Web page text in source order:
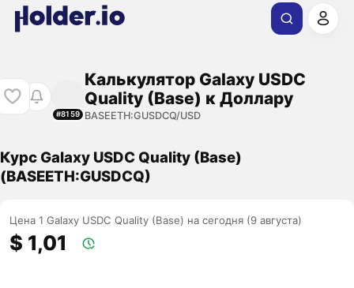
#8159
Калькулятор Galaxy USDC
Quality (Base) к Доллару
BASEETH:GUSDCQ/USD
Курс Galaxy USDC Quality (Base)
(BASEETH:GUSDCQ)
Цена 1 Galaxy USDC Quality (Base) на сегодня (9 августа)
$ 1,01